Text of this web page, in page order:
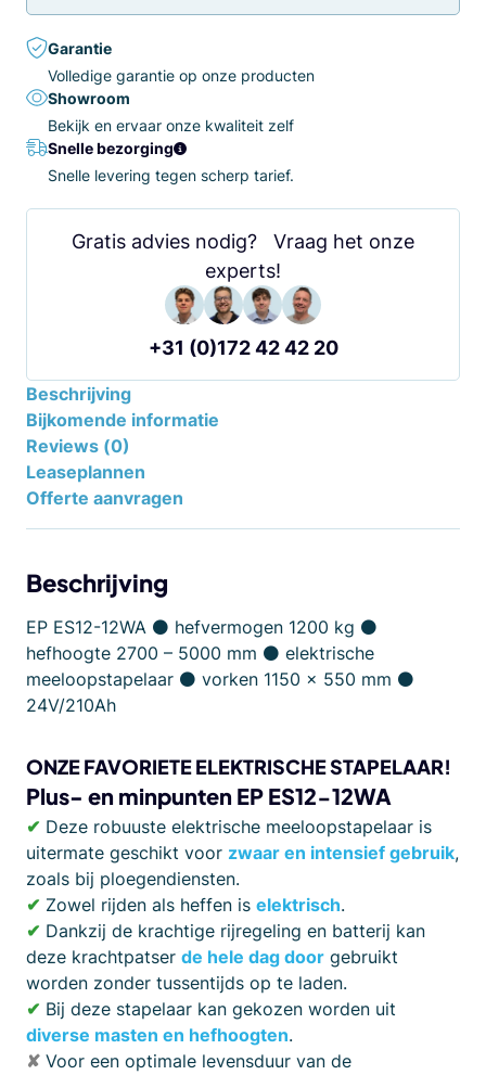
Garantie
Volledige garantie op onze producten
Showroom
Bekijk en ervaar onze kwaliteit zelf
Snelle bezorging
Snelle levering tegen scherp tarief.
Gratis advies nodig? Vraag het onze
experts!
+31 (0)172 42 42 20
Beschrijving
Bijkomende informatie
Reviews (0)
Leaseplannen
Offerte aanvragen
Beschrijving
EP ES12-12WA ⚫ hefvermogen 1200 kg ⚫
hefhoogte 2700 – 5000 mm ⚫ elektrische
meeloopstapelaar ⚫ vorken 1150 x 550 mm ⚫
24V/210Ah
ONZE FAVORIETE ELEKTRISCHE STAPELAAR!
Plus- en minpunten EP ES12-12WA
✔ Deze robuuste elektrische meeloopstapelaar is
uitermate geschikt voor zwaar en intensief gebruik,
zoals bij ploegendiensten.
✔ Zowel rijden als heffen is elektrisch.
✔ Dankzij de krachtige rijregeling en batterij kan
deze krachtpatser de hele dag door gebruikt
worden zonder tussentijds op te laden.
✔ Bij deze stapelaar kan gekozen worden uit
diverse masten en hefhoogten.
✘ Voor een optimale levensduur van de